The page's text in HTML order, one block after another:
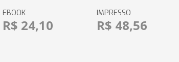
EBOOK
R$ 24,10
IMPRESSO
R$ 48,56